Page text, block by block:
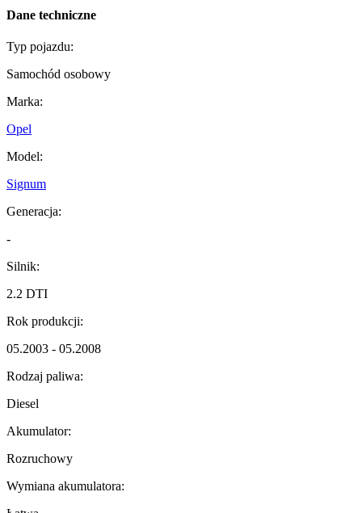
Dane techniczne
Typ pojazdu:
Samochód osobowy
Marka:
Opel
Model:
Signum
Generacja:
-
Silnik:
2.2 DTI
Rok produkcji:
05.2003 - 05.2008
Rodzaj paliwa:
Diesel
Akumulator:
Rozruchowy
Wymiana akumulatora: